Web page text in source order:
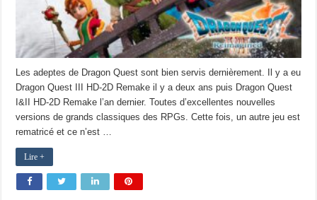
Les adeptes de Dragon Quest sont bien servis dernièrement. Il y a eu
Dragon Quest III HD-2D Remake il y a deux ans puis Dragon Quest
I&II HD-2D Remake l’an dernier. Toutes d’excellentes nouvelles
versions de grands classiques des RPGs. Cette fois, un autre jeu est
rematricé et ce n’est …
Lire +